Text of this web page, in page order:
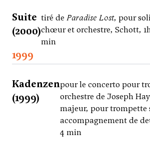
Suite
(2000)
tiré de Paradise Lost, pour
chœur et orchestre, Schott,
min
1999
Kadenzen
(1999)
pour le concerto pour
orchestre de Joseph
majeur, pour trompette
accompagnement de
4 min